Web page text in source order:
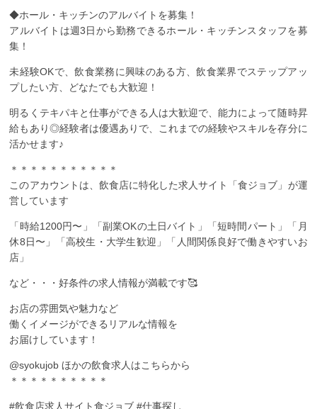
◆ホール・キッチンのアルバイトを募集！
アルバイトは週3日から勤務できるホール・キッチンスタッフを募
集！
未経験OKで、飲食業務に興味のある方、飲食業界でステップアッ
プしたい方、どなたでも大歓迎！
明るくテキパキと仕事ができる人は大歓迎で、能力によって随時昇
給もあり◎経験者は優遇ありで、これまでの経験やスキルを存分に
活かせます♪
＊＊＊＊＊＊＊＊＊＊＊
このアカウントは、飲食店に特化した求人サイト「食ジョブ」が運
営しています
「時給1200円〜」「副業OKの土日バイト」「短時間パート」「月
休8日〜」「高校生・大学生歓迎」「人間関係良好で働きやすいお
店」
など・・・好条件の求人情報が満載です🥰
お店の雰囲気や魅力など
働くイメージができるリアルな情報を
お届けしています！
@syokujob ︎ほかの飲食求人はこちらから
＊＊＊＊＊＊＊＊＊＊
#飲食店求人サイト食ジョブ #仕事探し